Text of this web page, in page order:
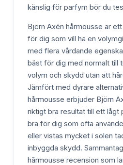
känslig för parfym bör du
Björn Axén hårmousse är
för dig som vill ha en
med flera vårdande
bäst för dig med normalt till
volym och skydd utan att
Jämfört med dyrare
hårmousse erbjuder Björn
riktigt bra resultat till ett lågt
bra för dig som ofta
eller vistas mycket i solen
inbyggda skydd.
hårmousse recension som